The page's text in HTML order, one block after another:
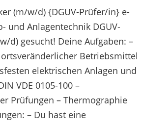
(m/w/d) {DGUV-Prüfer/in} e-
und Anlagentechnik DGUV-
d) gesucht! Deine Aufgaben: –
Betriebsmittel
elektrischen Anlagen und
VDE 0105-100 –
Prüfungen – Thermographie
– Du hast eine